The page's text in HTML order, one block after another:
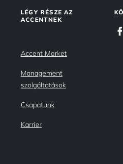
LÉGY RÉSZE AZ
ACCENTNEK
Accent Market
Management
szolgáltatások
Csapatunk
Karrier